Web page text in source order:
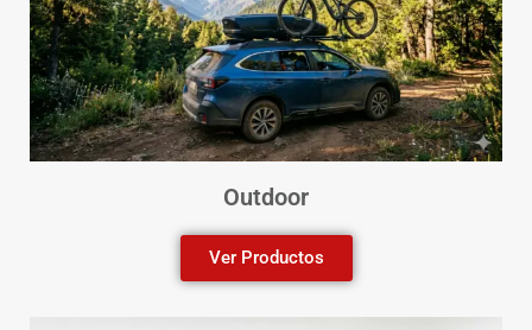
Outdoor
Ver Productos